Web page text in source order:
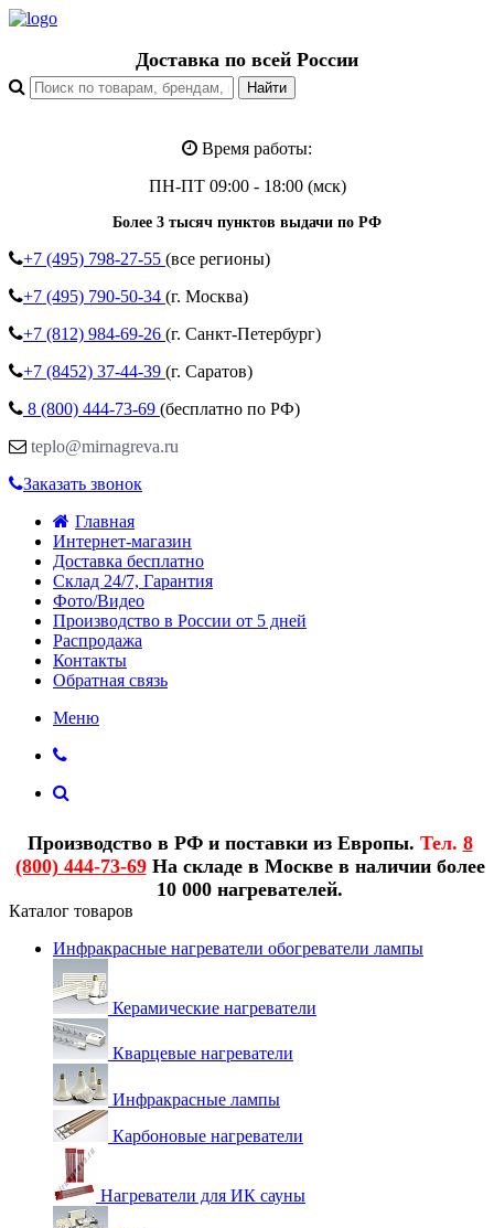
Доставка по всей России
Время работы:
ПН-ПТ 09:00 - 18:00 (мск)
Более 3 тысяч пунктов выдачи по РФ
+7 (495) 798-27-55 (все регионы)
+7 (495) 790-50-34 (г. Москва)
+7 (812) 984-69-26 (г. Санкт-Петербург)
+7 (8452) 37-44-39 (г. Саратов)
8 (800) 444-73-69 (бесплатно по РФ)
teplo@mirnagreva.ru
Заказать звонок
Главная
Интернет-магазин
Доставка бесплатно
Склад 24/7, Гарантия
Фото/Видео
Производство в России от 5 дней
Распродажа
Контакты
Обратная связь
Меню
Производство в РФ и поставки из Европы. Тел. 8
(800) 444-73-69На складе в Москве в наличии более
10 000 нагревателей.
Каталог товаров
Инфракрасные нагреватели обогреватели лампы
Керамические нагреватели
Кварцевые нагреватели
Инфракрасные лампы
Карбоновые нагреватели
Нагреватели для ИК сауны